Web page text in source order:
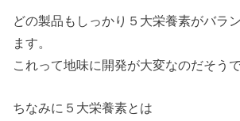
どの製品もしっかり５大栄養素がバラ
ます。
これって地味に開発が大変なのだそうで
ちなみに５大栄養素とは